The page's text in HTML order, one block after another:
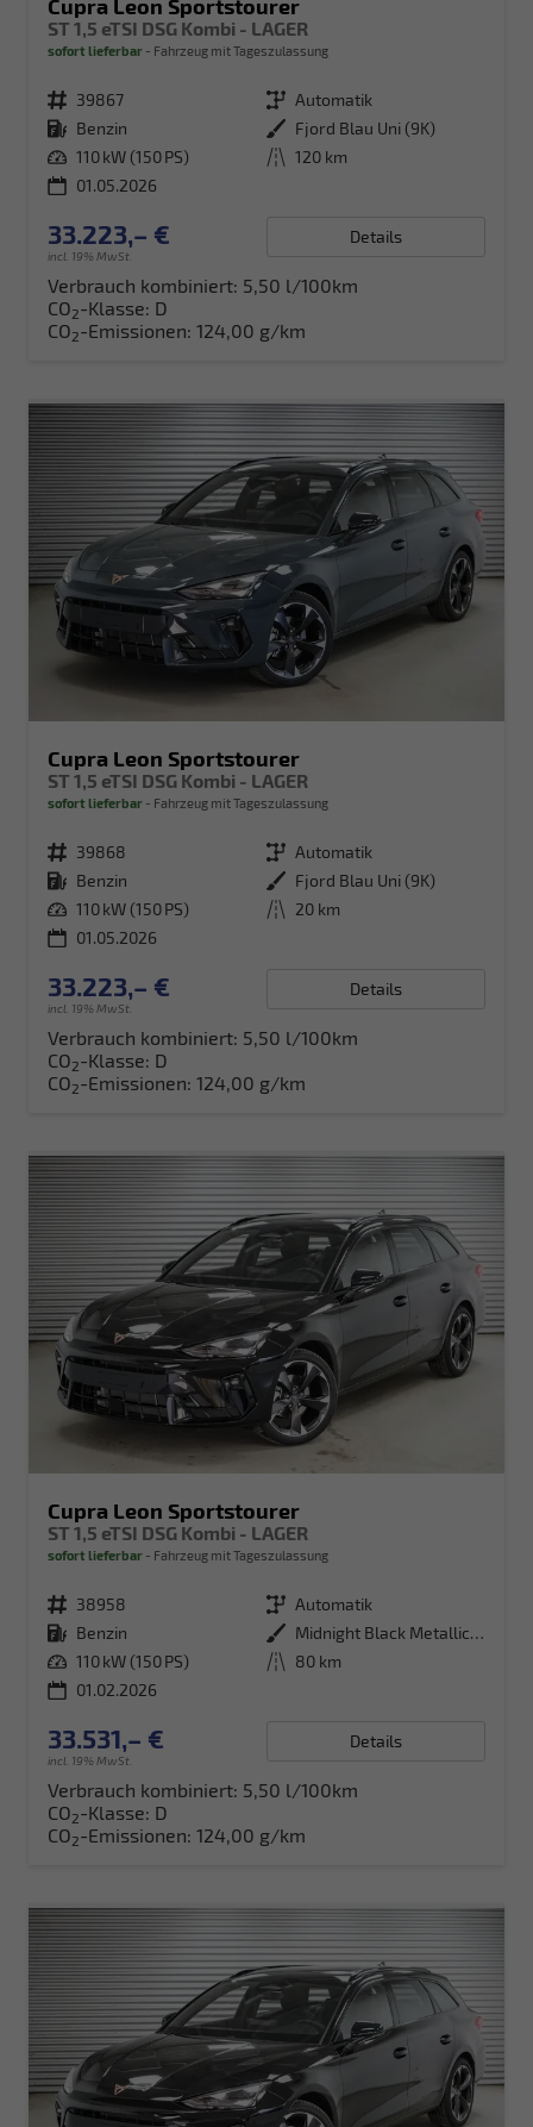
Cupra Leon Sportstourer
ST 1,5 eTSI DSG Kombi - LAGER
sofort lieferbar Fahrzeug mit Tageszulassung
Fahrzeugnr. 39867 Getriebe Automatik
Kraftstoff Benzin Außenfarbe Fjord Blau Uni (9K)
Leistung 110 kW (150 PS) Kilometerstand 120 km
01.05.2026
33.223,– €
incl. 19% MwSt.
Details
Verbrauch kombiniert: 5,50 l/100km
CO2-Klasse: D
CO2-Emissionen: 124,00 g/km
Cupra Leon Sportstourer
ST 1,5 eTSI DSG Kombi - LAGER
sofort lieferbar Fahrzeug mit Tageszulassung
Fahrzeugnr. 39868 Getriebe Automatik
Kraftstoff Benzin Außenfarbe Fjord Blau Uni (9K)
Leistung 110 kW (150 PS) Kilometerstand 20 km
01.05.2026
33.223,– €
incl. 19% MwSt.
Details
Verbrauch kombiniert: 5,50 l/100km
CO2-Klasse: D
CO2-Emissionen: 124,00 g/km
Cupra Leon Sportstourer
ST 1,5 eTSI DSG Kombi - LAGER
sofort lieferbar Fahrzeug mit Tageszulassung
Fahrzeugnr. 38958 Getriebe Automatik
Kraftstoff Benzin Außenfarbe
Midnight Black Metallic (0E)
Leistung 110 kW (150 PS) Kilometerstand 80 km
01.02.2026
33.531,– €
incl. 19% MwSt.
Details
Verbrauch kombiniert: 5,50 l/100km
CO2-Klasse: D
CO2-Emissionen: 124,00 g/km